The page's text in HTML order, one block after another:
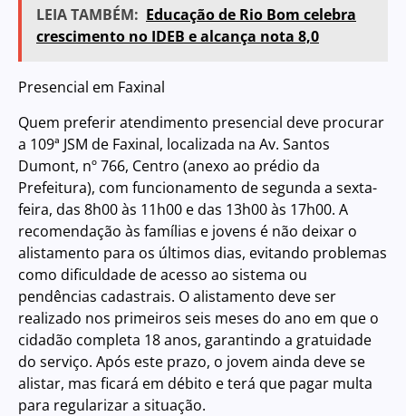
LEIA TAMBÉM: Educação de Rio Bom celebra
crescimento no IDEB e alcança nota 8,0
Presencial em Faxinal
Quem preferir atendimento presencial deve procurar
a 109ª JSM de Faxinal, localizada na Av. Santos
Dumont, nº 766, Centro (anexo ao prédio da
Prefeitura), com funcionamento de segunda a sexta-
feira, das 8h00 às 11h00 e das 13h00 às 17h00. A
recomendação às famílias e jovens é não deixar o
alistamento para os últimos dias, evitando problemas
como dificuldade de acesso ao sistema ou
pendências cadastrais. O alistamento deve ser
realizado nos primeiros seis meses do ano em que o
cidadão completa 18 anos, garantindo a gratuidade
do serviço. Após este prazo, o jovem ainda deve se
alistar, mas ficará em débito e terá que pagar multa
para regularizar a situação.